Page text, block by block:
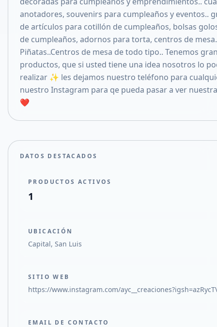
anotadores, souvenirs para cumpleaños y eventos..
de artículos para cotillón de cumpleaños, bolsas
de cumpleaños, adornos para torta, centros de mesa.
Piñatas..Centros de mesa de todo tipo.. Tenemos
productos, que si usted tiene una idea nosotros lo
realizar ✨ les dejamos nuestro teléfono para
nuestro Instagram para qe pueda pasar a ver
❤️
DATOS DESTACADOS
PRODUCTOS ACTIVOS
1
UBICACIÓN
Capital, San Luis
SITIO WEB
https://www.instagram.com/
EMAIL DE CONTACTO